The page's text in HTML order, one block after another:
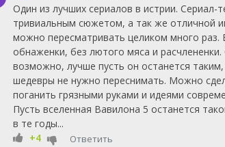
Один из лучших сериалов в истрии. Сериал-
тривиальным сюжетом, а так же отличной
можно пересматривать целиком много раз.
обнаженки, без лютого мяса и расчлененки.
возможно, лучше пусть он останется таким,
шедевры не нужно переснимать. Можно
поганить грязными руками и идеями
Пусть вселенная Вавилона 5 останется
в те годы...
+4
Ответить